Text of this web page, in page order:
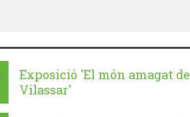
Exposició 'El món amagat de
Vilassar'